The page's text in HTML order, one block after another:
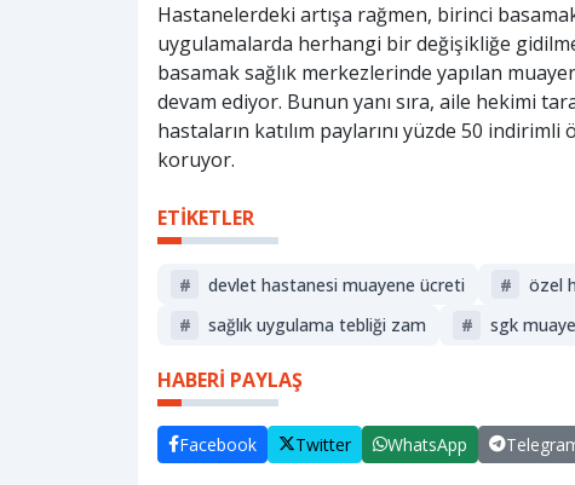
Hastanelerdeki artışa rağmen, birinci
uygulamalarda herhangi bir değişikliğe
basamak sağlık merkezlerinde yapılan
devam ediyor. Bunun yanı sıra, aile hekimi
hastaların katılım paylarını yüzde 50
koruyor.
ETİKETLER
# devlet hastanesi muayene ücreti #
özel
#
sağlık uygulama tebliği zam # sgk
HABERİ PAYLAŞ
Facebook Twitter WhatsApp